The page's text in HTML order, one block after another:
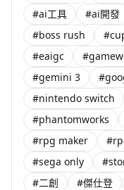
#ai工具
#ai開發
#boss rush
#eaigc
#gemini 3
#nintendo switch
#phantomworks
#rpg maker
#sega only
#二創
#傑仕登